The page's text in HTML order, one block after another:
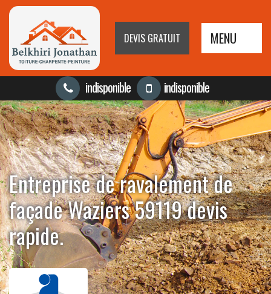
DEVIS GRATUIT MENU
indisponible indisponible
Entreprise de ravalement de
façade Waziers 59119 devis
rapide.